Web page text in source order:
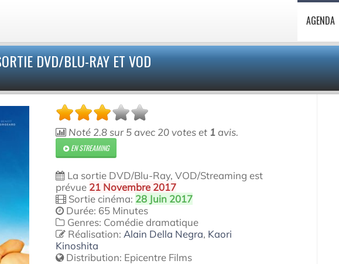
AGENDA
DVD/BLU-RAY ET VOD
Noté 2.8sur5 avec 20votes et 1 avis.
EN STREAMING
La sortie DVD/Blu-Ray, VOD/Streaming est
prévue 21 Novembre 2017
Sortie cinéma: 28 Juin 2017
Durée: 65 Minutes
Genres: Comédie dramatique
Réalisation: Alain Della Negra, Kaori
Kinoshita
Distribution: Epicentre Films